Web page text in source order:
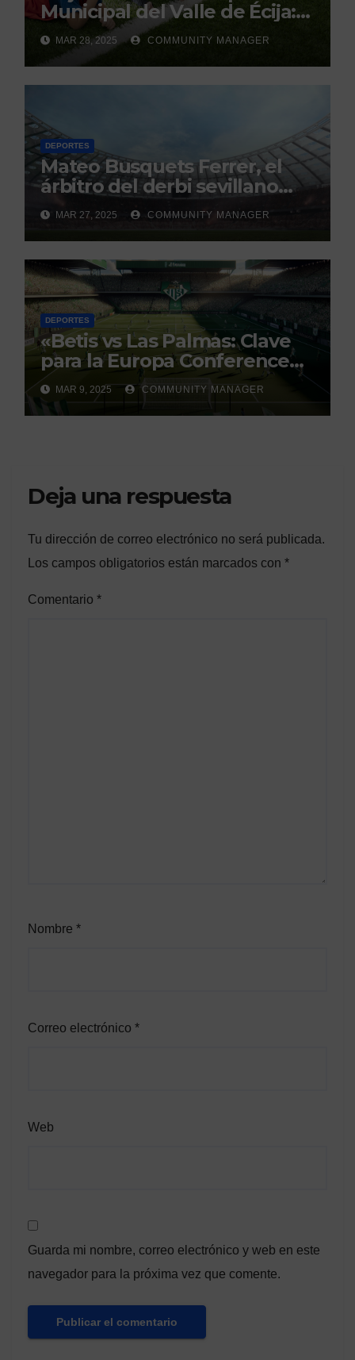
Municipal del Valle de Écija:
Renovación y Mantenimiento
Continuo.
MAR 28, 2025 COMMUNITY MANAGER
DEPORTES
Mateo Busquets Ferrer, el
árbitro del derbi sevillano
con un historial que genera
debate
MAR 27, 2025 COMMUNITY MANAGER
DEPORTES
«Betis vs Las Palmas: Clave
para la Europa Conference
League»
MAR 9, 2025 COMMUNITY MANAGER
Deja una respuesta
Tu dirección de correo electrónico no será publicada.
Los campos obligatorios están marcados con *
Comentario *
Nombre *
Correo electrónico *
Web
Guarda mi nombre, correo electrónico y web en este
navegador para la próxima vez que comente.